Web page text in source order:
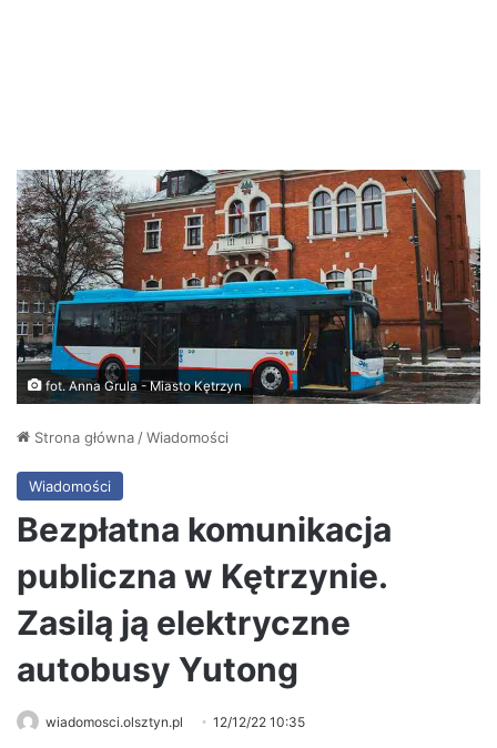
fot. Anna Grula - Miasto Kętrzyn
Strona główna/Wiadomości
Wiadomości
Bezpłatna komunikacja
publiczna w Kętrzynie.
Zasilą ją elektryczne
autobusy Yutong
wiadomosci.olsztyn.pl 12/12/22 10:35